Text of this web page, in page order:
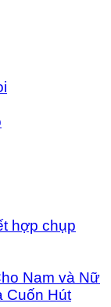
hợp chụp
Nam và Nữ
Cuốn Hút